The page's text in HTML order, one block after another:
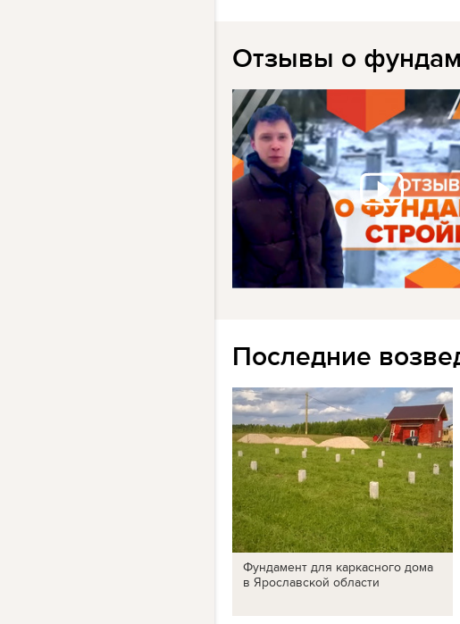
Отзывы о
Последние
Фундамент для каркасного дома
в Ярославской области